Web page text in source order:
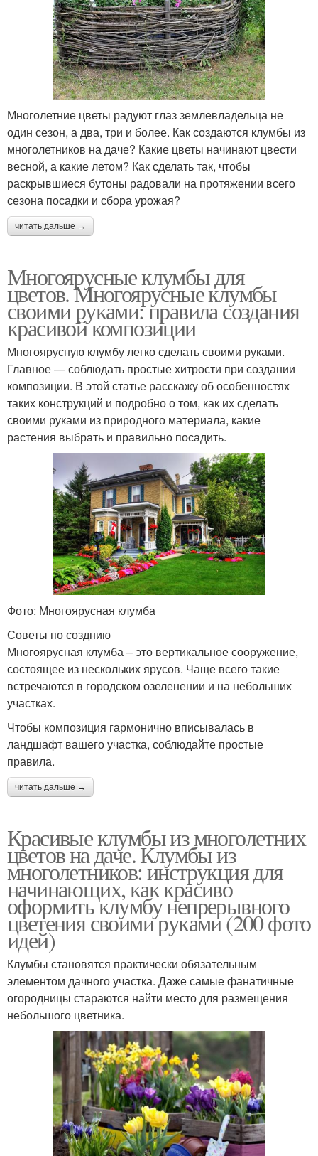
Многолетние цветы радуют глаз землевладельца не
один сезон, а два, три и более. Как создаются клумбы из
многолетников на даче? Какие цветы начинают цвести
весной, а какие летом? Как сделать так, чтобы
раскрывшиеся бутоны радовали на протяжении всего
сезона посадки и сбора урожая?
читать дальше →
Многоярусные клумбы для
цветов. Многоярусные клумбы
своими руками: правила создания
красивой композиции
Многоярусную клумбу легко сделать своими руками.
Главное — соблюдать простые хитрости при создании
композиции. В этой статье расскажу об особенностях
таких конструкций и подробно о том, как их сделать
своими руками из природного материала, какие
растения выбрать и правильно посадить.
Фото: Многоярусная клумба
Советы по созднию
Многоярусная клумба – это вертикальное сооружение,
состоящее из нескольких ярусов. Чаще всего такие
встречаются в городском озеленении и на небольших
участках.
Чтобы композиция гармонично вписывалась в
ландшафт вашего участка, соблюдайте простые
правила.
читать дальше →
Красивые клумбы из многолетних
цветов на даче. Клумбы из
многолетников: инструкция для
начинающих, как красиво
оформить клумбу непрерывного
цветения своими руками (200 фото
идей)
Клумбы становятся практически обязательным
элементом дачного участка. Даже самые фанатичные
огородницы стараются найти место для размещения
небольшого цветника.